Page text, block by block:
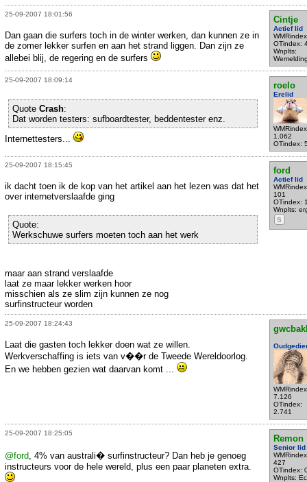
25-09-2007 18:01:56
Cintje
Actief lid
OTindex:
Wnplts:
Dan gaan die surfers toch in de winter werken, dan kunnen ze in
de zomer lekker surfen en aan het strand liggen. Dan zijn ze
allebei blij, de regering en de surfers
25-09-2007 18:09:14
roelo
Erelid
1.062
OTindex:
Quote Crash:
Dat worden testers: sufboardtester, beddentester enz.
Internettesters...
25-09-2007 18:15:45
ford
Actief lid
101
OTindex:
Wnplts:
S
ik dacht toen ik de kop van het artikel aan het lezen was dat het
over internetverslaafde ging
Quote:
Werkschuwe surfers moeten toch aan het werk
maar aan strand verslaafde
laat ze maar lekker werken hoor
misschien als ze slim zijn kunnen ze nog
surfinstructeur worden
25-09-2007 18:24:43
7.126
OTindex:
2.741
Laat die gasten toch lekker doen wat ze willen.
Werkverschaffing is iets van v��r de Tweede Wereldoorlog.
En we hebben gezien wat daarvan komt ...
25-09-2007 18:25:05
Remon
Senior lid
427
OTindex:
Wnplts:
@ford , 4% van australi� surfinstructeur? Dan heb je genoeg
instructeurs voor de hele wereld, plus een paar planeten extra.